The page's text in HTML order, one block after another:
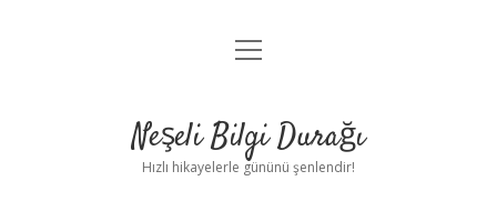
Anasayfa
Yasal Uyarı
menüyü
Neşeli Bilgi Durağı
Hızlı hikayelerle gününü şenlendir!